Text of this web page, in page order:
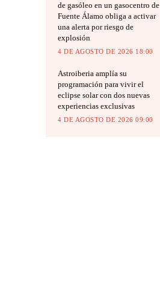
de gasóleo en un gasocentro de
Fuente Álamo obliga a activar
una alerta por riesgo de
explosión
4 DE AGOSTO DE 2026 18:00
Astroiberia amplía su
programación para vivir el
eclipse solar con dos nuevas
experiencias exclusivas
4 DE AGOSTO DE 2026 09:00